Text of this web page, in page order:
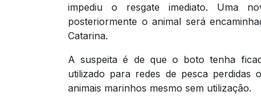
impediu o resgate imediato. Uma
posteriormente o animal será
Catarina.
A suspeita é de que o boto tenha
utilizado para redes de pesca perdidas
animais marinhos mesmo sem utilização.